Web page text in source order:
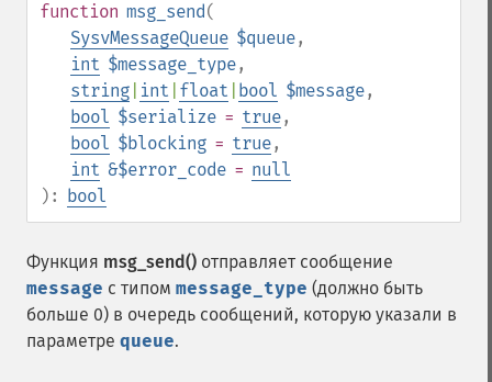
function msg_send(
SysvMessageQueue $queue,
int $message_type,
string int float bool $message,
bool $serialize = true,
bool $blocking = true,
int &$error_code = null
): bool
Функция msg_send() отправляет сообщение
message с типом message_type (должно быть
больше 0) в очередь сообщений, которую указали в
параметре queue.